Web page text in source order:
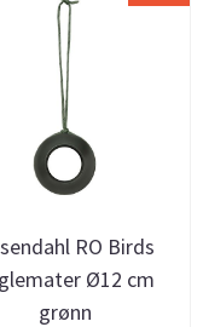
RO Birds
Ø12 cm
grønn